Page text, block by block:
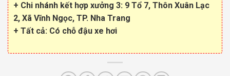
+ Chi nhánh kết hợp xưởng 3: 9 Tổ 7, Thôn Xuân Lạc
2, Xã Vĩnh Ngọc, TP. Nha Trang
+ Tất cả: Có chỗ đậu xe hơi